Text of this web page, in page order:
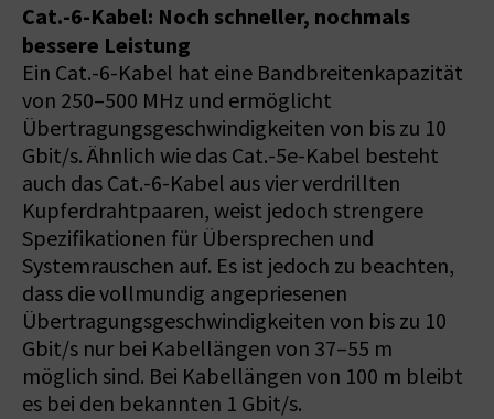
Cat.-6-Kabel: Noch schneller, nochmals
bessere Leistung
Ein Cat.-6-Kabel hat eine Bandbreitenkapazität
von 250–500 MHz und ermöglicht
Übertragungsgeschwindigkeiten von bis zu 10
Gbit/s. Ähnlich wie das Cat.-5e-Kabel besteht
auch das Cat.-6-Kabel aus vier verdrillten
Kupferdrahtpaaren, weist jedoch strengere
Spezifikationen für Übersprechen und
Systemrauschen auf. Es ist jedoch zu beachten,
dass die vollmundig angepriesenen
Übertragungsgeschwindigkeiten von bis zu 10
Gbit/s nur bei Kabellängen von 37–55 m
möglich sind. Bei Kabellängen von 100 m bleibt
es bei den bekannten 1 Gbit/s.